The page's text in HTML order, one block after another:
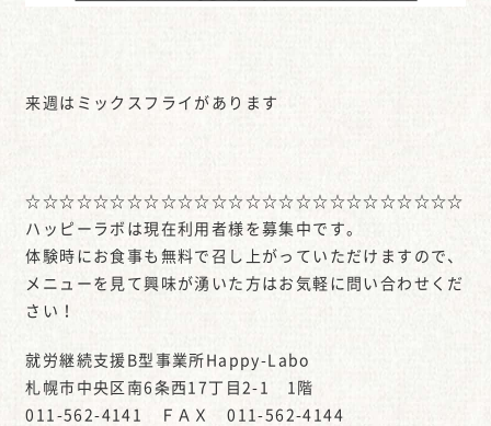
来週はミックスフライがあります
☆☆☆☆☆☆☆☆☆☆☆☆☆☆☆☆☆☆☆☆☆☆☆☆☆☆
ハッピーラボは現在利用者様を募集中です。
体験時にお食事も無料で召し上がっていただけますので、
メニューを見て興味が湧いた方はお気軽に問い合わせくだ
さい！
就労継続支援B型事業所Happy-Labo
札幌市中央区南6条西17丁目2-1 1階
011-562-4141 ＦＡＸ 011-562-4144